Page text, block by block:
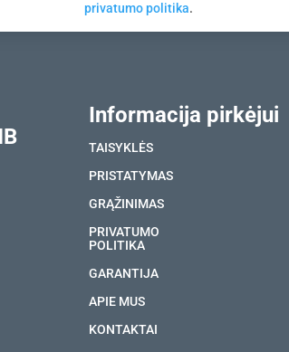
privatumo politika.
Informacija pirkėjui
TAISYKLĖS
PRISTATYMAS
GRĄŽINIMAS
PRIVATUMO
POLITIKA
GARANTIJA
APIE MUS
KONTAKTAI